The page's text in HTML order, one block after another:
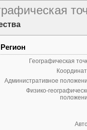
Регион
Географическая
Административное
Физико-